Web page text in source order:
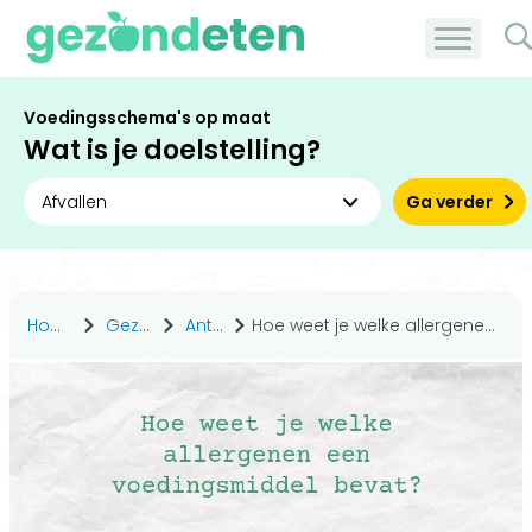
Voedingsschema's op maat
Wat is je doelstelling?
Ga verder
Home Gezond leven Antwoorden Hoe weet je welke allergenen een voedingsmiddel bevat?